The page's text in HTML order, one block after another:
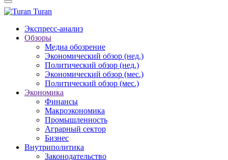
Turan
Экспресс-анализ
Обзоры
Медиа обозрение
Экономический обзор (нед.)
Политический обзор (нед.)
Экономический обзор (мес.)
Политический обзор (мес.)
Экономика
Финансы
Макроэкономика
Промышленность
Аграрный сектор
Бизнес
Внутриполитика
Законодательство